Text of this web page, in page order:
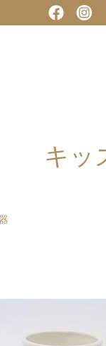
キッ